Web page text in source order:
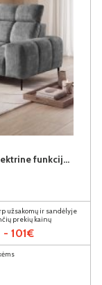
GIOVANNI-S (I gr.) minkštas kampas su elektrine funkcija (Aphrodite-21) K
užsakomų ir sandėlyje
prekių kainų
- 101€